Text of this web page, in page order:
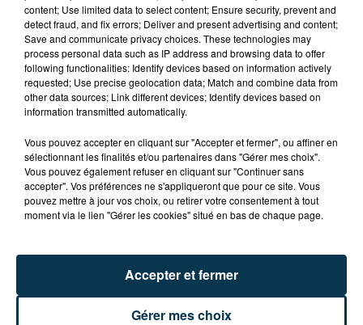
SAINT-ETIENNE : UN ENFANT DÉCÈDE APRÈS
UNE CHUTE DU 8E ÉTAGE
content; Use limited data to select content; Ensure security, prevent and
detect fraud, and fix errors; Deliver and present advertising and content;
Save and communicate privacy choices. These technologies may
process personal data such as IP address and browsing data to offer
following functionalities: Identify devices based on information actively
requested; Use precise geolocation data; Match and combine data from
other data sources; Link different devices; Identify devices based on
information transmitted automatically.
Vous pouvez accepter en cliquant sur "Accepter et fermer", ou affiner en
sélectionnant les finalités et/ou partenaires dans "Gérer mes choix".
Vous pouvez également refuser en cliquant sur "Continuer sans
accepter". Vos préférences ne s'appliqueront que pour ce site. Vous
pouvez mettre à jour vos choix, ou retirer votre consentement à tout
moment via le lien "Gérer les cookies" situé en bas de chaque page.
Gérer mes choix
Accepter et fermer